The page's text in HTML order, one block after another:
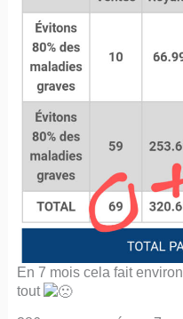
En 7 mois cela fait
tout